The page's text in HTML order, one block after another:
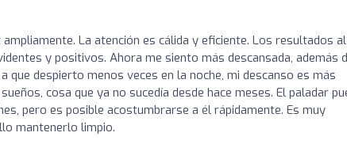
ampliamente. La atención es cálida y eficiente. Los resultados al
y positivos. Ahora me siento más descansada, además
que despierto menos veces en la noche, mi descanso es más
cosa que ya no sucedía desde hace meses. El paladar
pero es posible acostumbrarse a él rápidamente. Es muy
mantenerlo limpio.